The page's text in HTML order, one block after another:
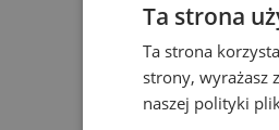
drodze pod prysznic na
wzorów poncha marek
Ta strona
Ta strona
strony, wyrażasz
naszej polityki